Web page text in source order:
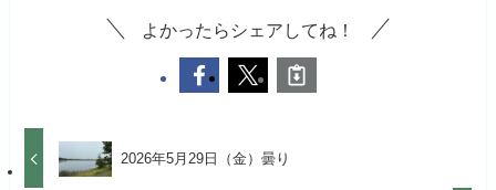
よかったらシェアしてね！
2026年5月29日（金）曇り